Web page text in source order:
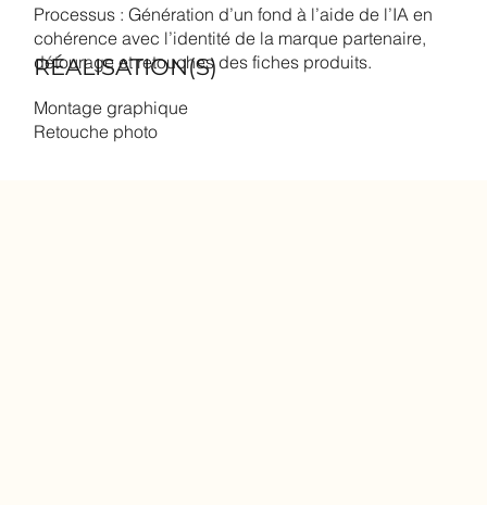
Processus : Génération d’un fond à l’aide de l’IA en
cohérence avec l’identité de la marque partenaire,
détourage et retouches des fiches produits.
RÉALISATION(S)
Montage graphique
Retouche photo